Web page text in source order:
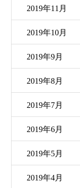
2019年11月
2019年10月
2019年9月
2019年8月
2019年7月
2019年6月
2019年5月
2019年4月